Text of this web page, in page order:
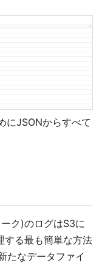
にJSONからすべて
ク)のログはS3に
する最も簡単な方法
たなデータファイ